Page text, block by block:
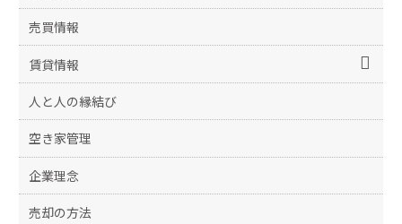
売買情報
賃貸情報
人と人の縁結び
空き家管理
企業理念
売却の方法